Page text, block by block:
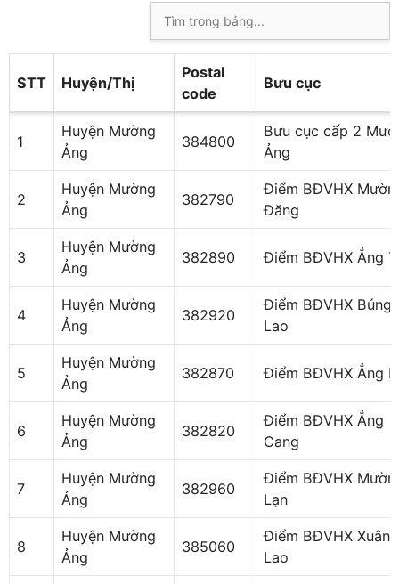
STT Huyện/Thị
Postal
code
Bưu cục
1
Huyện Mường
Ảng
384800
Bưu cục cấp 2
Ảng
2
Huyện Mường
Ảng
382790
Điểm BĐVHX
Đăng
3
Huyện Mường
Ảng
382890 Điểm BĐVHX Ẳng
4
Huyện Mường
Ảng
382920
Điểm BĐVHX Búng
Lao
5
Huyện Mường
Ảng
382870 Điểm BĐVHX Ẳng
6
Huyện Mường
Ảng
382820
Điểm BĐVHX Ẳng
Cang
7
Huyện Mường
Ảng
382960
Điểm BĐVHX
Lạn
8
Huyện Mường
Ảng
385060
Điểm BĐVHX Xuân
Lao